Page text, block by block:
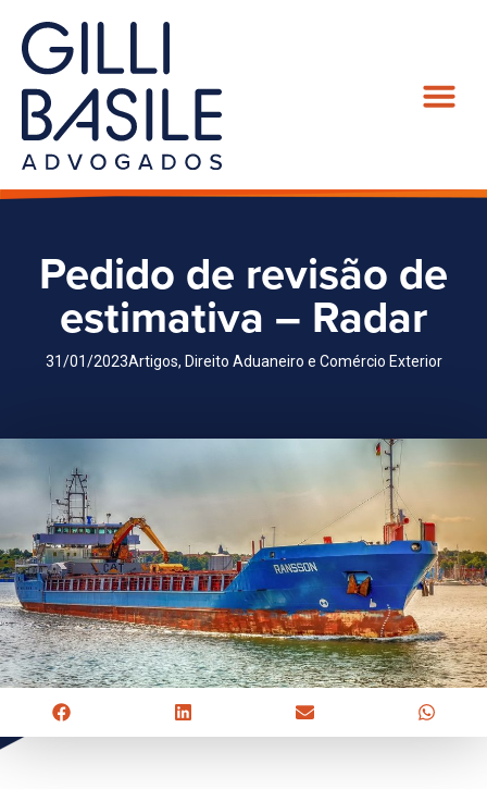
Pedido de revisão de
estimativa – Radar
31/01/2023Artigos, Direito Aduaneiro e Comércio Exterior